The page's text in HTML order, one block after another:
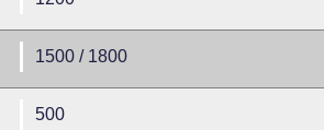
1500 / 1800
500